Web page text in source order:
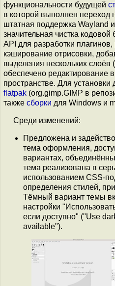
функциональности будущей
в которой выполнен переход
штатная поддержка Wayland
значительная чистка
API для разработки
кэширование отрисовки,
выделения нескольких слоёв
обеспечено редактирование
пространстве. Для
flatpak (org.gimp.GIMP в
также сборки для Windows и
Среди изменений:
Предложена и
тема оформления,
вариантах,
тема реализована в
использованием CSS-
определения стилей,
Тёмный вариант темы
настройки
если доступно" ("Use
available").